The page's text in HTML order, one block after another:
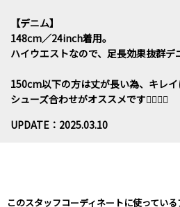
【デニム】
148cm／24inch着用。
ハイウエストなので、足長効果抜群デ
150cm以下の方は丈が長い為、キレ
シューズ合わせがオススメです🙆🏻‍♀️✨
UPDATE：2025.03.10
このスタッフコーディネートに使っている